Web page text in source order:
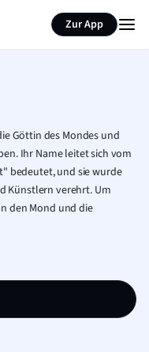
Zur App
Göttin des Mondes und
Ihr Name leitet sich vom
bedeutet, und sie wurde
Künstlern verehrt. Um
den Mond und die
Seite zusammenfassen